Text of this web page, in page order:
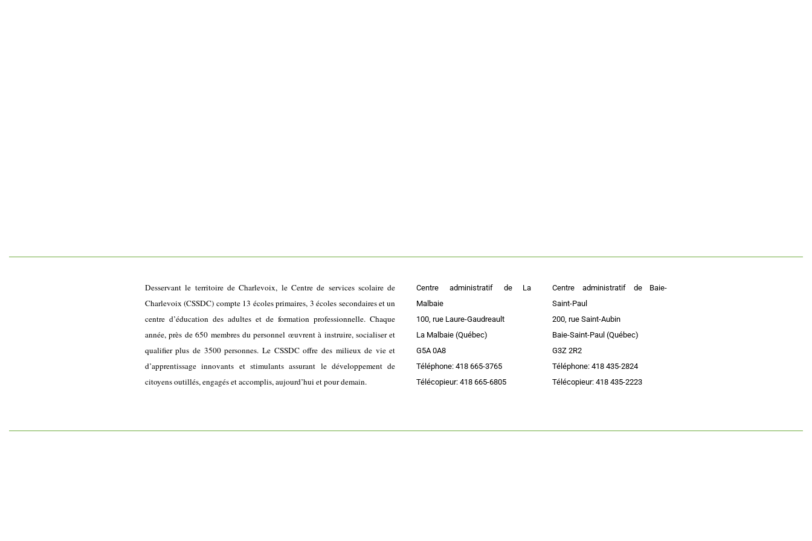
Desservant le territoire de Charlevoix, le Centre de services scolaire de
Charlevoix (CSSDC) compte 13 écoles primaires, 3 écoles secondaires et un
centre d’éducation des adultes et de formation professionnelle. Chaque
année, près de 650 membres du personnel œuvrent à instruire, socialiser et
qualifier plus de 3500 personnes. Le CSSDC offre des milieux de vie et
d’apprentissage innovants et stimulants assurant le développement de
citoyens outillés, engagés et accomplis, aujourd’hui et pour demain.
Centre administratif de La
Malbaie
100, rue Laure-Gaudreault
La Malbaie (Québec)
G5A 0A8
Téléphone: 418 665-3765
Télécopieur: 418 665-6805
Centre administratif de Baie-
Saint-Paul
200, rue Saint-Aubin
Baie-Saint-Paul (Québec)
G3Z 2R2
Téléphone: 418 435-2824
Télécopieur: 418 435-2223